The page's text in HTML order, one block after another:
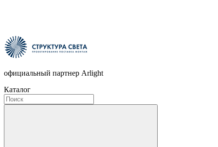
официальный партнер Arlight
Каталог